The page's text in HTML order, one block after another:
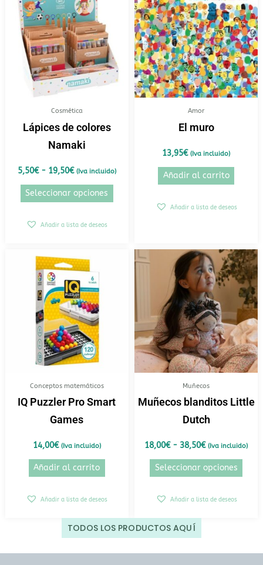
Cosmética
Lápices de colores
Namaki
5,50€ - 19,50€
desde
5,50€
hasta
19,50€
(Iva incluido)
Seleccionar opciones
múltiples
variantes.
Las
opciones
se
pueden
producto
Añadir a lista de deseos
Amor
El muro
13,95€ (Iva incluido)
Añadir al carrito
Añadir a lista de deseos
Conceptos matemáticos
IQ Puzzler Pro Smart
Games
14,00€ (Iva incluido)
Añadir al carrito
Añadir a lista de deseos
Muñecos
Muñecos blanditos Little
Dutch
18,00€ - 38,50€
Rango
de
precios:
desde
18,00€
hasta
38,50€
(Iva incluido)
Seleccionar opciones
Este
tiene
Las
se
en
Añadir a lista de deseos
TODOS LOS PRODUCTOS AQUÍ